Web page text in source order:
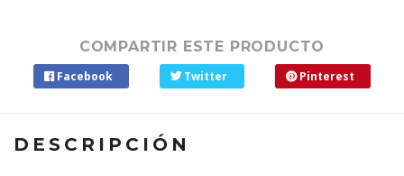
COMPARTIR ESTE PRODUCTO
Facebook Twitter Pinterest
DESCRIPCIÓN